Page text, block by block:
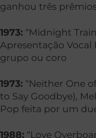
ganhou três
1973: “Midnight
Apresentação
grupo ou coro
1973: “Neither One
to Say Goodbye),
Pop feita por um
1988: “Love